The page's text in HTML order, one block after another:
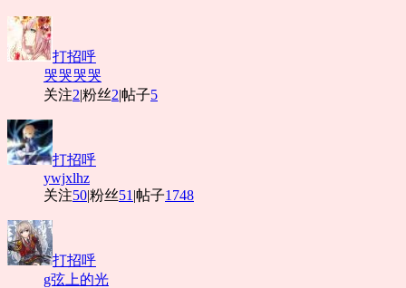
打招呼
哭哭哭哭
关注2|粉丝2|帖子5
打招呼
ywjxlhz
关注50|粉丝51 |帖子1748
打招呼
g弦上的光